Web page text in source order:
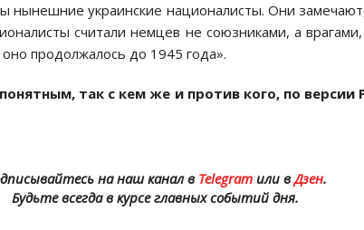
нынешние украинские националисты. Они
считали немцев не союзниками, а
продолжалось до 1945 года».
так с кем же и против кого, по версии
на наш канал вTelegramили вДзен.
Будьте всегда в курсе главных событий дня.